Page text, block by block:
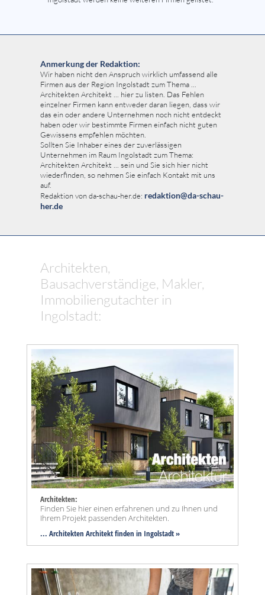
Anmerkung der Redaktion:
Wir haben nicht den Anspruch wirklich umfassend alle
Firmen aus der Region Ingolstadt zum Thema ...
Architekten Architekt ... hier zu listen. Das Fehlen
einzelner Firmen kann entweder daran liegen, dass wir
das ein oder andere Unternehmen noch nicht entdeckt
haben oder wir bestimmte Firmen einfach nicht guten
Gewissens empfehlen möchten.
Sollten Sie Inhaber eines der zuverlässigen
Unternehmen im Raum Ingolstadt zum Thema:
Architekten Architekt ... sein und Sie sich hier nicht
wiederfinden, so nehmen Sie einfach Kontakt mit uns
auf.
Redaktion von da-schau-her.de: redaktion@da-schau-
her.de
Architekten,
Bausachverständige, Makler,
Immobiliengutachter in
Ingolstadt:
Architekten:
Finden Sie hier einen erfahrenen und zu Ihnen und
Ihrem Projekt passenden Architekten.
... Architekten Architekt finden in Ingolstadt »